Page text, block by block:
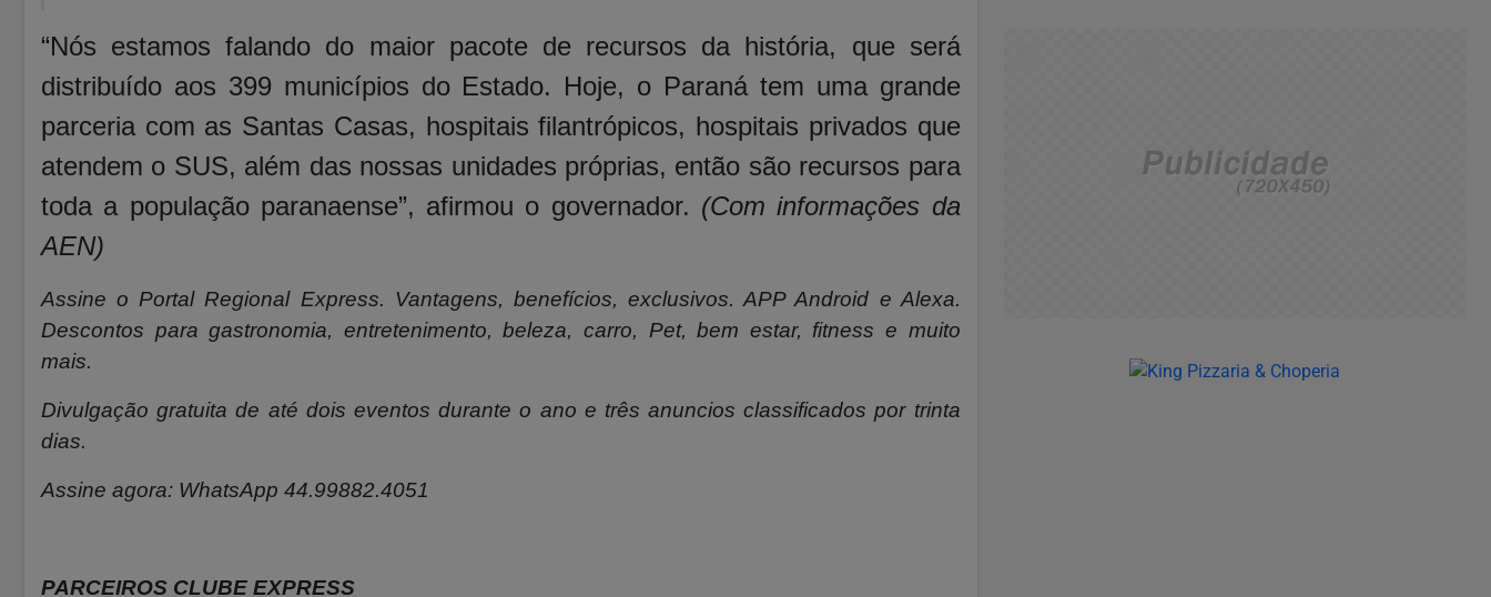
“Nós estamos falando do maior pacote de recursos da história, que será
distribuído aos 399 municípios do Estado. Hoje, o Paraná tem uma grande
parceria com as Santas Casas, hospitais filantrópicos, hospitais privados que
atendem o SUS, além das nossas unidades próprias, então são recursos para
toda a população paranaense”, afirmou o governador. (Com informações da
AEN)
Assine o Portal Regional Express. Vantagens, benefícios, exclusivos. APP Android e Alexa.
Descontos para gastronomia, entretenimento, beleza, carro, Pet, bem estar, fitness e muito
mais.
Divulgação gratuita de até dois eventos durante o ano e três anuncios classificados por trinta
dias.
Assine agora: WhatsApp 44.99882.4051
PARCEIROS CLUBE EXPRESS